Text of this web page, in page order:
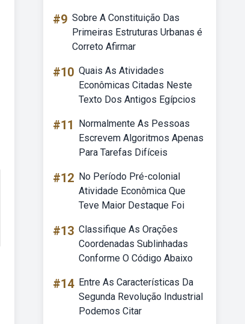
#9 Sobre A Constituição Das
Primeiras Estruturas Urbanas é
Correto Afirmar
#10 Quais As Atividades
Econômicas Citadas Neste
Texto Dos Antigos Egípcios
#11
Normalmente As Pessoas
Escrevem Algoritmos Apenas
Para Tarefas Difíceis
#12 No Período Pré-colonial
Atividade Econômica Que
Teve Maior Destaque Foi
#13 Classifique As Orações
Coordenadas Sublinhadas
Conforme O Código Abaixo
#14 Entre As Características Da
Segunda Revolução Industrial
Podemos Citar